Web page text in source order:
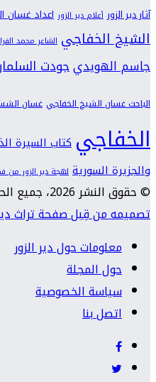
آثار دير الزور أعلام دير الزور اعداد غسان
الشيخ الخفاجي الشاعر محمد
جاسم الهويديجودت
الباحث غسان الشيخ الخفاجي غسان
الخفاجي كتاب السيرة
والجزيرة السورية لهجة دير الزور من
© حقوق النشر 2026، جميع الحقوق محفوظة |
تصميمه من قِبل صفحة تراث
معلومات حول دير الزور
حول المجلة
سياسة الخصوصية
اتصل بنا